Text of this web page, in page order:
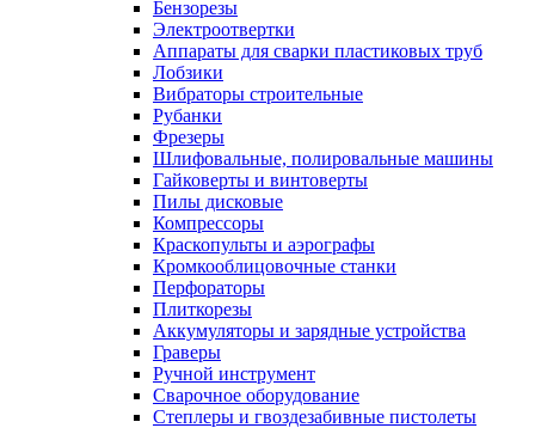
Бензорезы
Электроотвертки
Аппараты для сварки пластиковых труб
Лобзики
Вибраторы строительные
Рубанки
Фрезеры
Шлифовальные, полировальные машины
Гайковерты и винтоверты
Пилы дисковые
Компрессоры
Краскопульты и аэрографы
Кромкооблицовочные станки
Перфораторы
Плиткорезы
Аккумуляторы и зарядные устройства
Граверы
Ручной инструмент
Сварочное оборудование
Степлеры и гвоздезабивные пистолеты